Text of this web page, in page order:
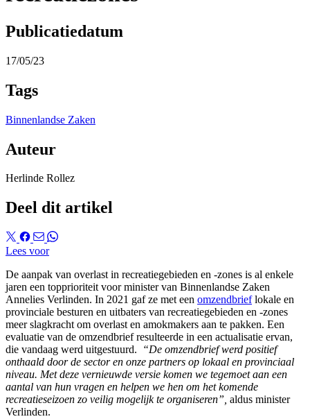
Publicatiedatum
17/05/23
Tags
Binnenlandse Zaken
Auteur
Herlinde Rollez
Deel dit artikel
Lees voor
De aanpak van overlast in recreatiegebieden en -zones is al enkele
jaren een topprioriteit voor minister van Binnenlandse Zaken
Annelies Verlinden. In 2021 gaf ze met een omzendbrieflokale en
provinciale besturen en uitbaters van recreatiegebieden en -zones
meer slagkracht om overlast en amokmakers aan te pakken. Een
evaluatie van de omzendbrief resulteerde in een actualisatie ervan,
die vandaag werd uitgestuurd.
“De omzendbrief werd positief
onthaald door de sector en onze partners op lokaal en provinciaal
niveau. Met deze vernieuwde versie komen we tegemoet aan een
aantal van hun vragen en helpen we hen om het komende
recreatieseizoen zo veilig mogelijk te organiseren”, aldus minister
Verlinden.